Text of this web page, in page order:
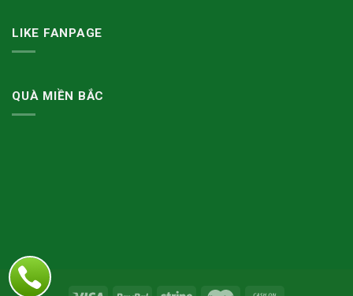
LIKE FANPAGE
QUÀ MIỀN BẮC